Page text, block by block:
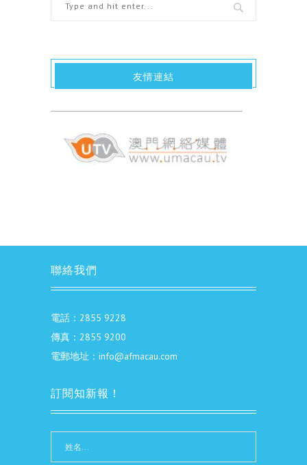
友情連結
聯絡我們
電話：2855 9228
傳真：2855 9200
電郵地址：info@afmacau.com
訂閱知新報！